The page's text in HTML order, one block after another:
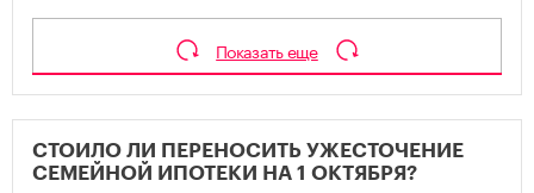
Показать еще
СТОИЛО ЛИ ПЕРЕНОСИТЬ УЖЕСТОЧЕНИЕ
СЕМЕЙНОЙ ИПОТЕКИ НА 1 ОКТЯБРЯ?